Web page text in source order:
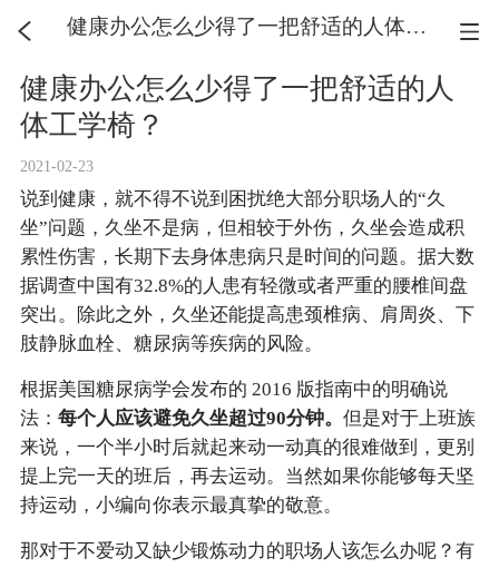
健康办公怎么少得了一把舒适的人体工学椅？
健康办公怎么少得了一把舒适的人
体工学椅？
2021-02-23
说到健康，就不得不说到困扰绝大部分职场人的“久
坐”问题，久坐不是病，但相较于外伤，久坐会造成积
累性伤害，长期下去身体患病只是时间的问题。据大数
据调查中国有32.8%的人患有轻微或者严重的腰椎间盘
突出。除此之外，久坐还能提高患颈椎病、肩周炎、下
肢静脉血栓、糖尿病等疾病的风险。
根据美国糖尿病学会发布的 2016 版指南中的明确说
法： 每个人应该避免久坐超过90分钟。 但是对于上班族
来说，一个半小时后就起来动一动真的很难做到，更别
提上完一天的班后，再去运动。当然如果你能够每天坚
持运动，小编向你表示最真挚的敬意。
那对于不爱动又缺少锻炼动力的职场人该怎么办呢？有